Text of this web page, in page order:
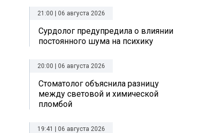
21:00 | 06 августа 2026
Сурдолог предупредила о влиянии
постоянного шума на психику
20:00 | 06 августа 2026
Стоматолог объяснила разницу
между световой и химической
пломбой
19:41 | 06 августа 2026